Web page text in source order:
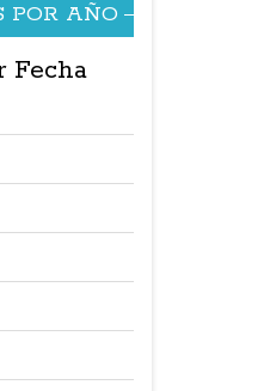
POR AÑO
Fecha